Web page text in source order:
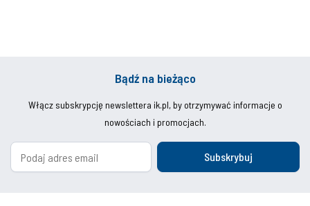
Bądź na bieżąco
Włącz subskrypcję newslettera ik.pl, by otrzymywać informacje o
nowościach i promocjach.
Subskrybuj